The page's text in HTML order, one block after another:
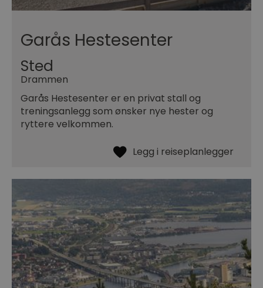
Garås Hestesenter
Sted
Drammen
Garås Hestesenter er en privat stall og
treningsanlegg som ønsker nye hester og
ryttere velkommen.